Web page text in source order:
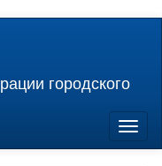
городского